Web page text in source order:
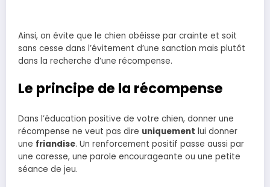
Ainsi, on évite que le chien obéisse par crainte et soit
sans cesse dans l’évitement d’une sanction mais plutôt
dans la recherche d’une récompense.
Le principe de la récompense
Dans l’éducation positive de votre chien, donner une
récompense ne veut pas dire uniquement lui donner
une friandise. Un renforcement positif passe aussi par
une caresse, une parole encourageante ou une petite
séance de jeu.